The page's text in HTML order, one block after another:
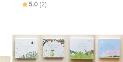
5.0 (2)